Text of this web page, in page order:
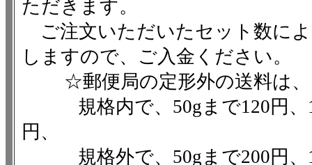
ただきます。
ご注文いただいたセット数に
しますので、ご入金ください。
☆郵便局の定形外の送料は、
規格内で、50gまで120円、
円、
規格外で、50gまで200円、